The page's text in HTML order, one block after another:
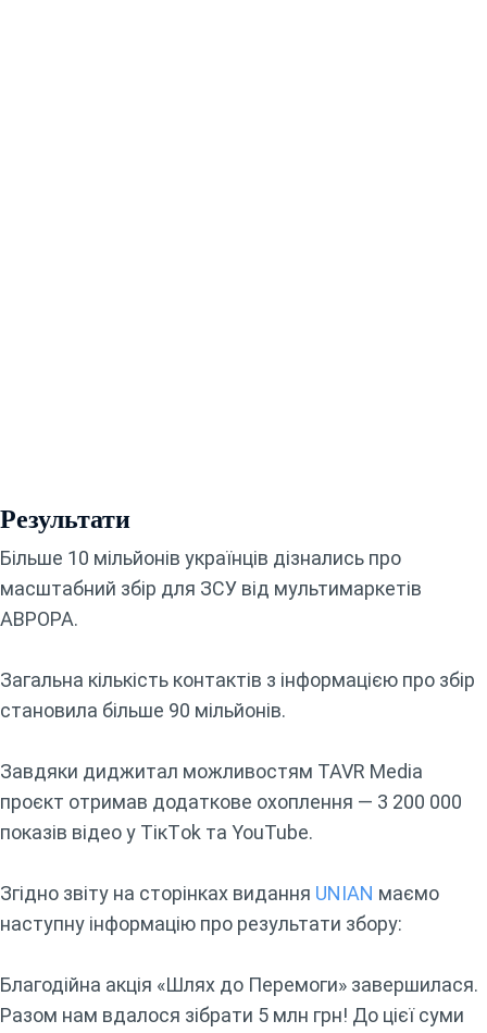
Результати
Більше 10 мільйонів українців дізнались про
масштабний збір для ЗСУ від мультимаркетів
АВРОРА.
Загальна кількість контактів з інформацією про збір
становила більше 90 мільйонів.
Завдяки диджитал можливостям TAVR Media
проєкт отримав додаткове охоплення — 3 200 000
показів відео у ТiкTоk та YouTube.
Згідно звіту на сторінках видання UNIAN маємо
наступну інформацію про результати збору:
Благодійна акція «Шлях до Перемоги» завершилася.
Разом нам вдалося зібрати 5 млн грн! До цієї суми